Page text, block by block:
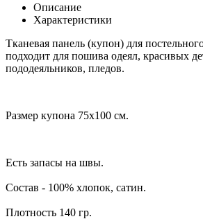
Описание
Характеристики
Тканевая панель (купон) для
подходит для пошива одеял, красивых
пододеяльников, пледов.
Размер купона 75х100 см.
Есть запасы на швы.
Состав - 100% хлопок, сатин.
Плотность 140 гр.